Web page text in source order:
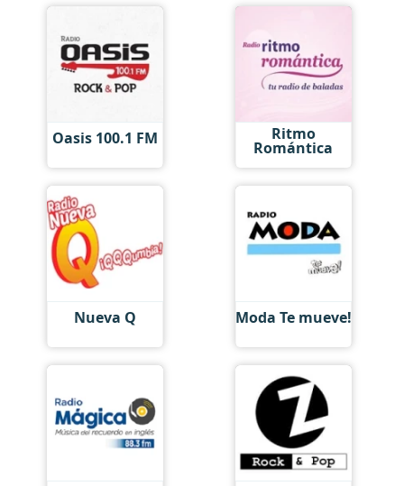
Oasis 100.1 FM Ritmo
Romántica
Nueva Q Moda Te mueve!